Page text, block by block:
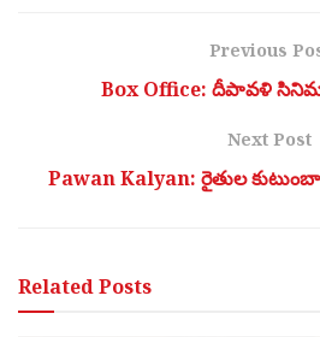
Previous
Box Office: దీపావళి
Next Post
Pawan Kalyan: రైతుల
RelatedPosts